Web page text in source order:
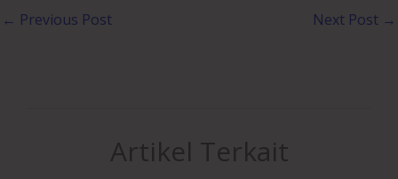
← Previous Post Next Post →
Artikel Terkait